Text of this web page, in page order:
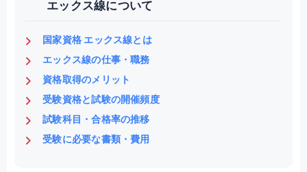
エックス線について
国家資格 エックス線とは
エックス線の仕事・職務
資格取得のメリット
受験資格と試験の開催頻度
試験科目・合格率の推移
受験に必要な書類・費用